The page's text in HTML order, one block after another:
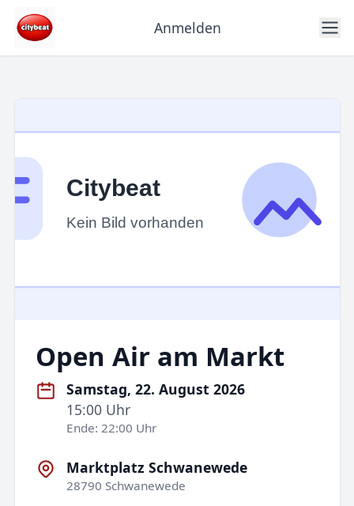
Anmelden
Open Air am Markt
Samstag, 22. August 2026
15:00 Uhr
Ende: 22:00 Uhr
Marktplatz Schwanewede
28790 Schwanewede